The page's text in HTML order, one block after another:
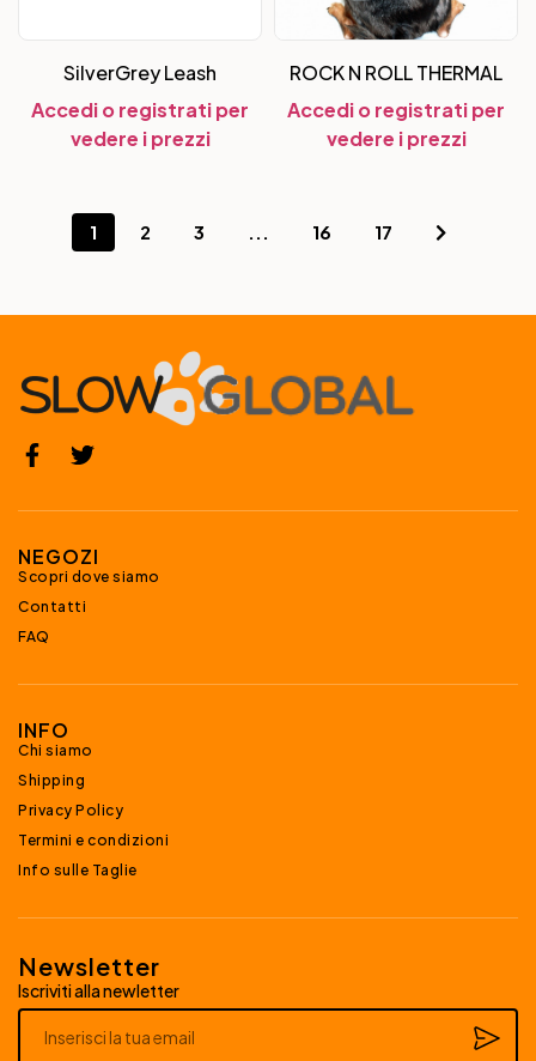
SilverGrey Leash
Accedi o registrati per
vedere i prezzi
ROCK N ROLL THERMAL
Accedi o registrati per
vedere i prezzi
1 2 3 ... 16 17
NEGOZI
Scopri dove siamo
Contatti
FAQ
INFO
Chi siamo
Shipping
Privacy Policy
Termini e condizioni
Info sulle Taglie
Newsletter
Iscriviti alla newletter